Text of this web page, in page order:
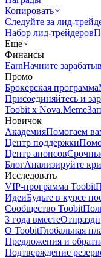
Копировать
Следуйте за лид-
Набор лид-трейдеров
Еще
Финансы
EarnНачните
Промо
Брокерская программа
Присоединяйтесь и
Toobit x Nova.Meme
Новичок
АкадемияПомогаем
Центр поддержки
Центр анонсов
БлогАнализируйте
Исследовать
VIP-программа Toobit
ИдеиБудьте в курсе
Сообщество Toobit
3 года вместе
О ToobitГлобальная
Предложения и
Подтверждение